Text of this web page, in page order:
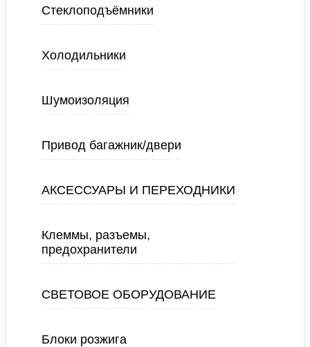
Стеклоподъёмники
Холодильники
Шумоизоляция
Привод багажник/двери
АКСЕССУАРЫ И ПЕРЕХОДНИКИ
Клеммы, разъемы,
предохранители
СВЕТОВОЕ ОБОРУДОВАНИЕ
Блоки розжига